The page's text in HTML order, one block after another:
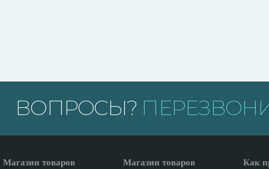
ВОПРОСЫ?
Магазин товаров Магазин товаров Как